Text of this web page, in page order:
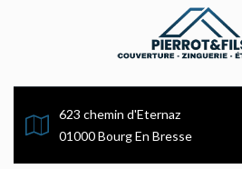
623 chemin d'Eternaz
01000 Bourg En Bresse